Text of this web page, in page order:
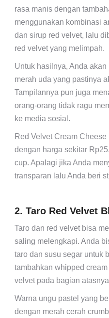
rasa manis dengan
menggunakan kombinasi
dan sirup red velvet, lalu
red velvet yang melimpah.
Untuk hasilnya, Anda
merah uda yang pastinya
Tampilannya pun juga
orang-orang tidak ragu
ke media sosial.
Red Velvet Cream Cheese
dengan harga sekitar
cup. Apalagi jika Anda
transparan lalu Anda beri
2. Taro Red Velvet
Taro dan red velvet bisa
saling melengkapi. Anda
taro dan susu segar untuk
tambahkan whipped
velvet pada bagian
Warna ungu pastel yang
dengan merah cerah